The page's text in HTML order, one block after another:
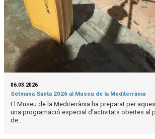
06.03.2026
Setmana Santa 2026 al Museu de la Mediterrània
El Museu de la Mediterrània ha preparat per
una programació especial d’activitats obertes al
de...